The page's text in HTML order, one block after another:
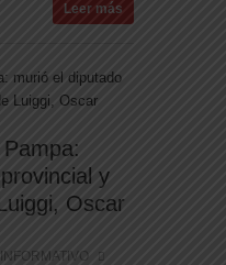
Leer más
y
Oscar